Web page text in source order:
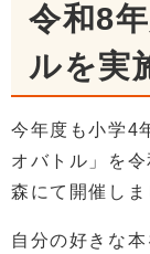
令和8
ルを実
今年度も小学4
オバトル」を
森にて開催しま
自分の好きな